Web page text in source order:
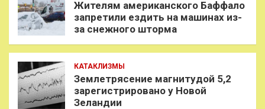
Жителям американского Баффало
запретили ездить на машинах из-
за снежного шторма
КАТАКЛИЗМЫ
Землетрясение магнитудой 5,2
зарегистрировано у Новой
Зеландии